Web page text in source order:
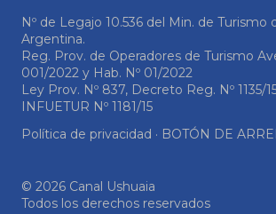
Nº de Legajo 10.536 del Min. de Turismo
Argentina.
Reg. Prov. de Operadores de Turismo
001/2022 y Hab. Nº 01/2022
Ley Prov. Nº 837, Decreto Reg. Nº 1135/
INFUETUR Nº 1181/15
Política de privacidad · BOTÓN DE
© 2026 Canal Ushuaia
Todos los derechos reservados